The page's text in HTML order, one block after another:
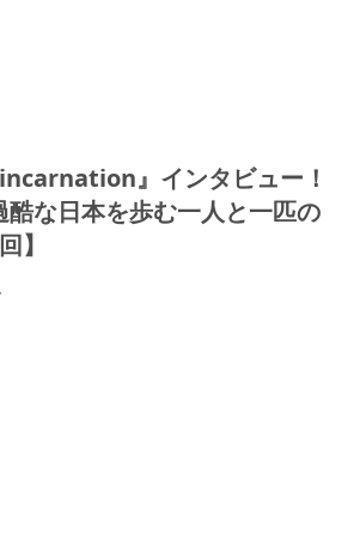
』インタビュー！
酷な日本を歩む一人と一匹の
】